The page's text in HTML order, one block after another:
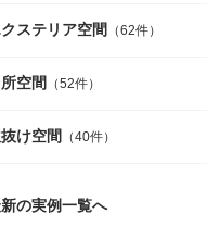
ステリア空間 （62件）
空間 （52件）
け空間 （40件）
の実例一覧へ